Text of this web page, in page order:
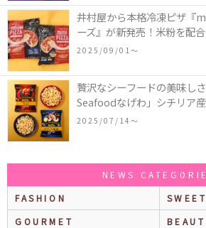
井村屋から本格冷凍ピザ『
ーズ』が新発売！米粉を配
ろごろ具材×とろけるチー
2025/09/01〜
贅沢なシーフードの美味し
Seafoodなげわ」シチリア
老味、安曇野産わさび香る
2025/07/14〜
NEWS
FASHION
GOURMET